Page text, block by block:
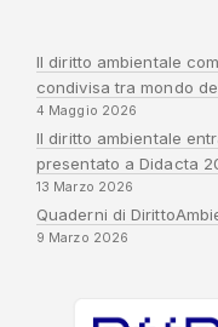
Il diritto ambientale
condivisa tra mondo
4 Maggio 2026
Il diritto ambientale
presentato a Didacta
13 Marzo 2026
Quaderni di
9 Marzo 2026